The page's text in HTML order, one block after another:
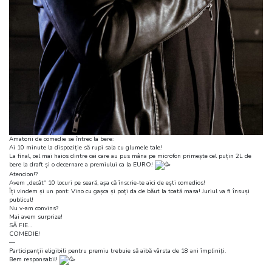
Amatorii de comedie se întrec la bere:
Ai 10 minute la dispoziție să rupi sala cu glumele tale!
La final, cel mai haios dintre cei care au pus mâna pe microfon primește cel puțin 2L de
bere la draft și o decernare a premiului ca la EURO!
Atencion!?
Avem „decât“ 10 locuri pe seară, așa că înscrie-te aici de ești comedios!
Îți vindem și un pont: Vino cu gașca și poți da de băut la toată masa! Juriul va fi însuși
publicul!
Nu v-am convins?
Mai avem surprize!
SĂ FIE…
COMEDIE!
––
Participanții eligibili pentru premiu trebuie să aibă vârsta de 18 ani împliniți.
Bem responsabil!